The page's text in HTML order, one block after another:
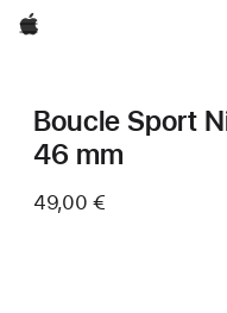
Apple
Boucle Sport
46 mm
49,00 €